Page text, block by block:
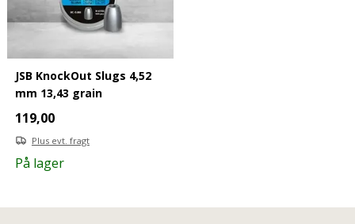
JSB KnockOut Slugs 4,52
mm 13,43 grain
119,00
Plus evt. fragt
På lager